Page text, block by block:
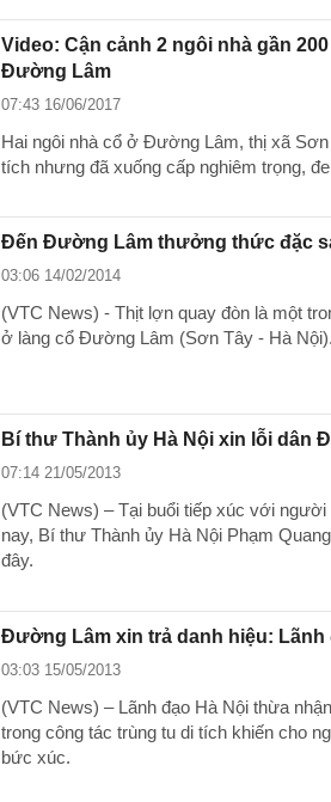
Video: Cận cảnh 2 ngôi nhà gần
Đường Lâm
07:43 16/06/2017
Hai ngôi nhà cổ ở Đường Lâm, thị xã
tích nhưng đã xuống cấp nghiêm trọng,
Đến Đường Lâm thưởng thức đặc
03:06 14/02/2014
(VTC News) - Thịt lợn quay đòn là một
ở làng cổ Đường Lâm (Sơn Tây - Hà Nội).
Bí thư Thành ủy Hà Nội xin lỗi dân
07:14 21/05/2013
(VTC News) – Tại buổi tiếp xúc với
nay, Bí thư Thành ủy Hà Nội Phạm
đây.
Đường Lâm xin trả danh hiệu: Lãnh
03:03 15/05/2013
(VTC News) – Lãnh đạo Hà Nội thừa
trong công tác trùng tu di tích khiến cho
bức xúc.